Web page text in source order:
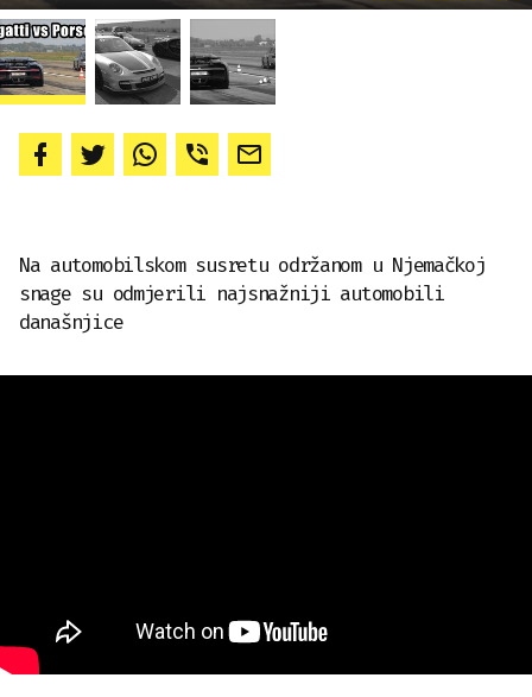
Na automobilskom susretu održanom u Njemačkoj
snage su odmjerili najsnažniji automobili
današnjice